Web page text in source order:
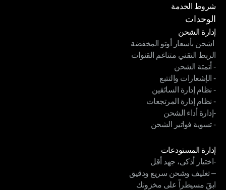
سياسة الخصوصية
شروط الخدمة
شروط الخدمة
الوحدات
إدارة الشحن
إدارة الشحن
اشحن بأسعار أوتو المخفضة
اشحن بأسعار أوتو المخفضة
الربط التقني متناغم القنوات
الربط التقني متناغم القنوات
- أتمتة الشحن
- أتمتة الشحن
- الإشعارات والتتبع
- الإشعارات والتتبع
- نظام إدارة السائقين
- نظام إدارة السائقين
- نظام إدارة المرتجعات
- نظام إدارة المرتجعات
-إدارة أداء الشحن
-إدارة أداء الشحن
- تسوية فواتير الشحن
إدارة المستودعات
إدارة المستودعات
-اختيار أذكى، جهد أقل
-اختيار أذكى، جهد أقل
– تغليف وشحن سريع ودقيق
– تغليف وشحن سريع ودقيق
ابقَ مسيطراً على مخزونك